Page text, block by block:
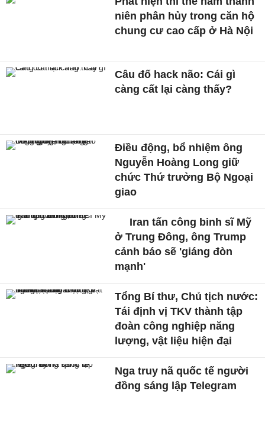
niên phân hủy trong căn hộ
chung cư cao cấp ở Hà Nội
Câu đố hack não: Cái gì
càng cất lại càng thấy?
Điều động, bổ nhiệm ông
Nguyễn Hoàng Long giữ
chức Thứ trưởng Bộ Ngoại
giao
Iran tấn công binh sĩ Mỹ
ở Trung Đông, ông Trump
cảnh báo sẽ 'giáng đòn
mạnh'
Tổng Bí thư, Chủ tịch nước:
Tái định vị TKV thành tập
đoàn công nghiệp năng
lượng, vật liệu hiện đại
Nga truy nã quốc tế người
đồng sáng lập Telegram